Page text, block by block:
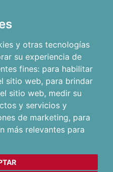
y otras tecnologías
su experiencia de
fines: para habilitar
sitio web, para brindar
sitio web, medir su
y servicios y
de marketing, para
más relevantes para